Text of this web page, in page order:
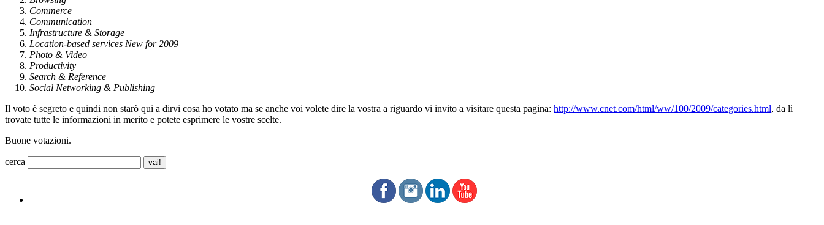
Commerce
Communication
Infrastructure & Storage
Location-based services New for 2009
Photo & Video
Productivity
Search & Reference
Social Networking & Publishing
Il voto è segreto e quindi non starò qui a dirvi cosa ho votato ma se anche voi volete dire la vostra a riguardo vi invito a visitare questa pagina: http://www.cnet.com/html/ww/100/2009/categories.html, da lì
trovate tutte le informazioni in merito e potete esprimere le vostre scelte.
Buone votazioni.
cerca